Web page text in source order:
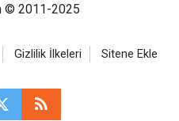
© 2011-2025
Gizlilik İlkeleri Sitene Ekle